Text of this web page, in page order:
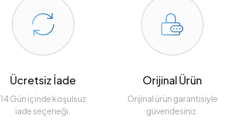
Ücretsiz İade
14 Gün içinde koşulsuz
iade seçeneği.
Orijinal Ürün
Orijinal ürün garantisiyle
güvendesiniz.